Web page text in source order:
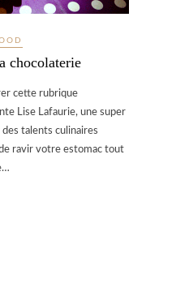
chocolaterie
cette rubrique
Lise Lafaurie, une super
des talents culinaires
ravir votre estomac tout